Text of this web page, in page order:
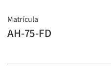
Matrícula
AH-75-FD